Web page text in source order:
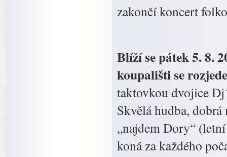
zakončí koncert
Blíží se pátek 5. 8.
koupališti se
taktovkou dvojice
Skvělá hudba,
„najdem Dory“
koná za každého